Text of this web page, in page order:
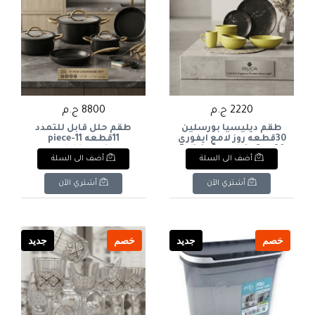
2220 ج.م
طقم ديليسيا بورسلين
30قطعه روز لامع ايفوري
Delicia Porcelain Set, 30
Pieces, Rose Ivory Glossy
أضف الى السلة
أشتري الآن
8800 ج.م
طقم حلل قابل للتمدد
11قطعه 11-piece
expandable cookware
set
أضف الى السلة
أشتري الآن
خصم جديد خصم جديد